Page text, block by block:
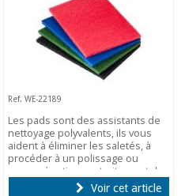
Ref. WE-22189
Les pads sont des assistants de
nettoyage polyvalents, ils vous
aident à éliminer les saletés, à
procéder à un polissage ou
encore à retirer un traitement de
Voir cet article